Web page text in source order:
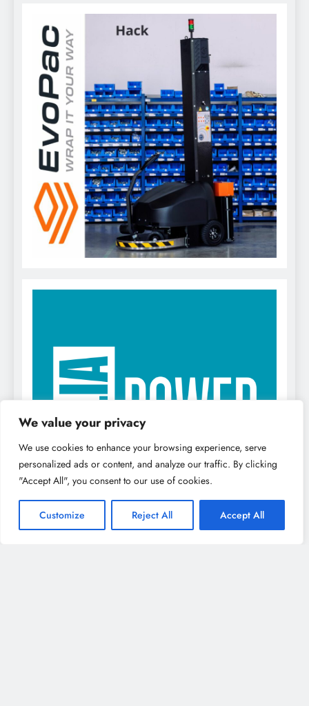
We value your privacy
We use cookies to enhance your browsing experience, serve
personalized ads or content, and analyze our traffic. By clicking
"Accept All", you consent to our use of cookies.
Customize Reject All Accept All